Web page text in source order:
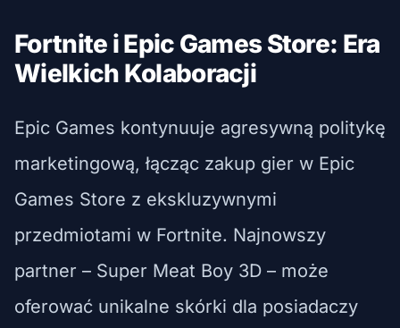
Fortnite i Epic Games Store: Era
Wielkich Kolaboracji
Epic Games kontynuuje agresywną politykę
marketingową, łącząc zakup gier w Epic
Games Store z ekskluzywnymi
przedmiotami w Fortnite. Najnowszy
partner – Super Meat Boy 3D – może
oferować unikalne skórki dla posiadaczy